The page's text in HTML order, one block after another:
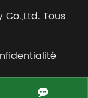
Tous